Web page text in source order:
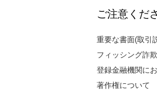
ご注意くだ
重要な書面(取引
フィッシング詐
登録金融機関に
著作権について